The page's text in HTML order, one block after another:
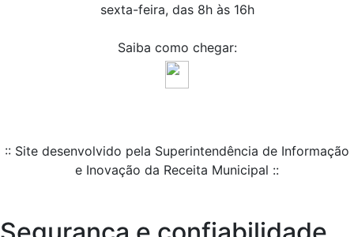
sexta-feira, das 8h às 16h
Saiba como chegar:
:: Site desenvolvido pela Superintendência de Informação
e Inovação da Receita Municipal ::